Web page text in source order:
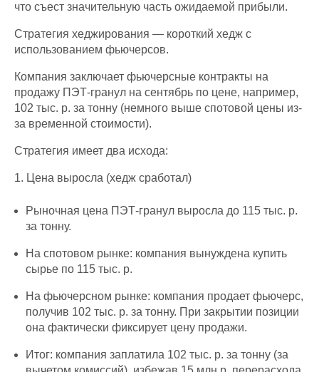
что съест значительную часть ожидаемой прибыли.
Стратегия хеджирования — короткий хедж с
использованием фьючерсов.
Компания заключает фьючерсные контракты на
продажу ПЭТ-гранул на сентябрь по цене, например,
102 тыс. р. за тонну (немного выше спотовой цены из-
за временной стоимости).
Стратегия имеет два исхода:
1. Цена выросла (хедж сработал)
Рыночная цена ПЭТ-гранул выросла до 115 тыс. р.
за тонну.
На спотовом рынке: компания вынуждена купить
сырье по 115 тыс. р.
На фьючерсном рынке: компания продает фьючерс,
получив 102 тыс. р. за тонну. При закрытии позиции
она фактически фиксирует цену продажи.
Итог: компания заплатила 102 тыс. р. за тонну (за